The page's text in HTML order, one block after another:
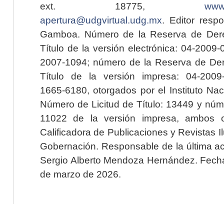
ext. 18775,
apertura@udgvirtual.udg.mx. Editor
Gamboa. Número de la Reserva de
Título de la versión electrónica: 04-2009-
2007-1094; número de la Reserva de
Título de la versión impresa: 04-2009-
1665-6180, otorgados por el Instituto
Número de Licitud de Título: 13449 y
11022 de la versión impresa, ambos
Calificadora de Publicaciones y Revistas
Gobernación. Responsable de la última
Sergio Alberto Mendoza Hernández.
de marzo de 2026.